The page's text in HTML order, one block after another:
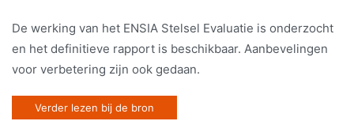
De werking van het ENSIA Stelsel Evaluatie is onderzocht
en het definitieve rapport is beschikbaar. Aanbevelingen
voor verbetering zijn ook gedaan.
Verder lezen bij de bron